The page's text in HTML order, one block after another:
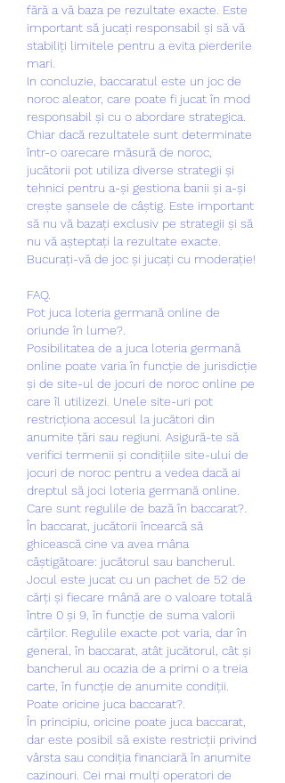
fără a vă baza pe rezultate exacte. Este
important să jucați responsabil și să vă
stabiliți limitele pentru a evita pierderile
mari.
In concluzie, baccaratul este un joc de
noroc aleator, care poate fi jucat în mod
responsabil și cu o abordare strategica.
Chiar dacă rezultatele sunt determinate
într-o oarecare măsură de noroc,
jucătorii pot utiliza diverse strategii și
tehnici pentru a-și gestiona banii și a-și
crește șansele de câștig. Este important
să nu vă bazați exclusiv pe strategii și să
nu vă așteptați la rezultate exacte.
Bucurați-vă de joc și jucați cu moderație!
FAQ.
Pot juca loteria germană online de
oriunde în lume?.
Posibilitatea de a juca loteria germană
online poate varia în funcție de jurisdicție
și de site-ul de jocuri de noroc online pe
care îl utilizezi. Unele site-uri pot
restricționa accesul la jucători din
anumite țări sau regiuni. Asigură-te să
verifici termenii și condițiile site-ului de
jocuri de noroc pentru a vedea dacă ai
dreptul să joci loteria germană online.
Care sunt regulile de bază în baccarat?.
În baccarat, jucătorii încearcă să
ghicească cine va avea mâna
câștigătoare: jucătorul sau bancherul.
Jocul este jucat cu un pachet de 52 de
cărți și fiecare mână are o valoare totală
între 0 și 9, în funcție de suma valorii
cărților. Regulile exacte pot varia, dar în
general, în baccarat, atât jucătorul, cât și
bancherul au ocazia de a primi o a treia
carte, în funcție de anumite condiții.
Poate oricine juca baccarat?.
În principiu, oricine poate juca baccarat,
dar este posibil să existe restricții privind
vârsta sau condiția financiară în anumite
cazinouri. Cei mai mulți operatori de